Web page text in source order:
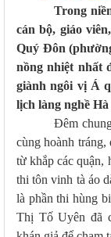
Trong
cán bộ, giáo
Quý Đôn
nồng nhiệt nhất
giành ngôi vị Á
lịch làng nghề
Đêm
cùng hoành tráng,
từ khắp các quận,
thi tôn vinh tà áo
là phần thi hùng
Thị Tố Uyên đã